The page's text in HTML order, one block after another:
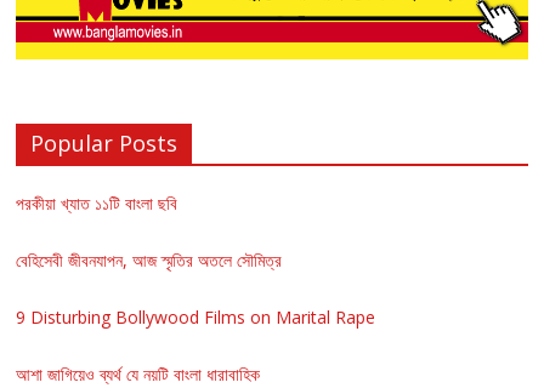
Popular Posts
পরকীয়া খ্যাত ১১টি বাংলা ছবি
বেহিসেবী জীবনযাপন, আজ স্মৃতির অতলে সৌমিত্র
9 Disturbing Bollywood Films on Marital Rape
আশা জাগিয়েও ব্যর্থ যে নয়টি বাংলা ধারাবাহিক